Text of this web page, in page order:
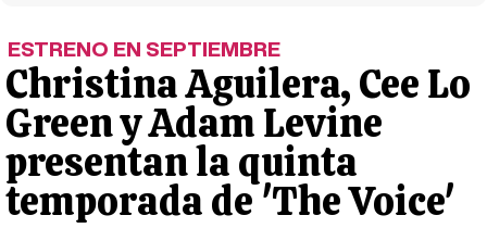
ESTRENO EN SEPTIEMBRE
Christina Aguilera, Cee Lo
Green y Adam Levine
presentan la quinta
temporada de 'The Voice'